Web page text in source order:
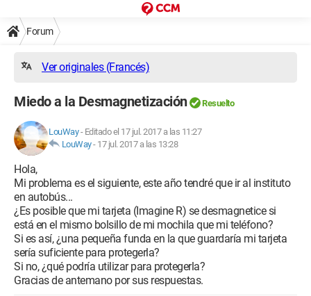
Forum
Ver originales (Francés)
Miedo a la Desmagnetización Resuelto
LouWay- Editado el 17 jul. 2017 a las 11:27
LouWay- 17 jul. 2017 a las 13:28
Hola,
Mi problema es el siguiente, este año tendré que ir al instituto
en autobús...
¿Es posible que mi tarjeta (Imagine R) se desmagnetice si
está en el mismo bolsillo de mi mochila que mi teléfono?
Si es así, ¿una pequeña funda en la que guardaría mi tarjeta
sería suficiente para protegerla?
Si no, ¿qué podría utilizar para protegerla?
Gracias de antemano por sus respuestas.